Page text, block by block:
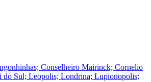
Conselheiro Mairinck; Cornelio
do Sul; Leopolis; Londrina; Lupionopolis;